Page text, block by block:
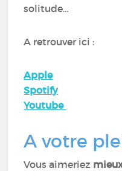
solitude…
A retrouver ici :
Apple
Spotify
Youtube
A votre
Vous aimeriez